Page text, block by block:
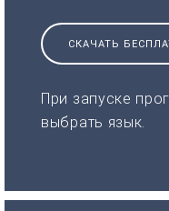
СКАЧАТЬ
При запуске
выбрать язык.